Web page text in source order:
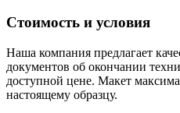
Стоимость и условия
Наша компания предлагает
документов об окончании
доступной цене. Макет
настоящему образцу.